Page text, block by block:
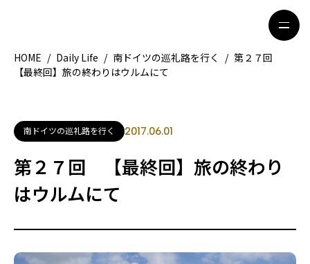
地域別ガイド
観光ガイド
留学＆キャリア
ライフスタイル
ライター募集
HOME / Daily Life / 南ドイツの巡礼路を行く / 第２７回
【最終回】旅の終わりはウルムにて
南ドイツの巡礼路を行く 2017.06.01
第２７回 【最終回】旅の終わり
はウルムにて